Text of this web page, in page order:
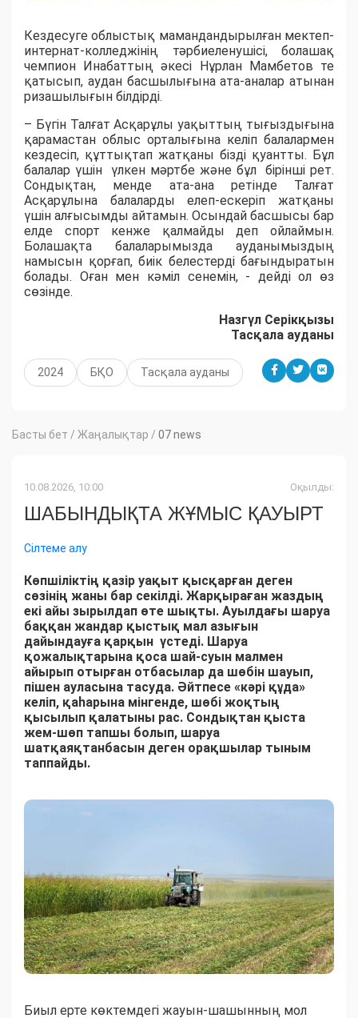
Кездесуге облыстық мамандандырылған мектеп-
интернат-колледжінің тәрбиеленушісі, болашақ
чемпион Инабаттың әкесі Нұрлан Мамбетов те
қатысып, аудан басшылығына ата-аналар атынан
ризашылығын білдірді.
– Бүгін Талғат Асқарұлы уақыттың тығыздығына
қарамастан облыс орталығына келіп балалармен
кездесіп, құттықтап жатқаны бізді қуантты. Бұл
балалар үшін үлкен мәртбе және бұл бірінші рет.
Сондықтан, менде ата-ана ретінде Талғат
Асқарұлына балаларды елеп-ескеріп жатқаны
үшін алғысымды айтамын. Осындай басшысы бар
елде спорт кенже қалмайды деп ойлаймын.
Болашақта балаларымызда ауданымыздың
намысын қорғап, биік белестерді бағындыратын
болады. Оған мен кәміл сенемін, - дейді ол өз
сөзінде.
Назгүл Серікқызы
Тасқала ауданы
2024 БҚО Тасқала ауданы
Басты бет / Жаңалықтар / 07 news
10.08.2026, 10:00 Оқылды:
ШАБЫНДЫҚТА ЖҰМЫС ҚАУЫРТ
Сілтеме алу
Көпшіліктің қазір уақыт қысқарған деген
сөзінің жаны бар секілді. Жарқыраған жаздың
екі айы зырылдап өте шықты. Ауылдағы шаруа
баққан жандар қыстық мал азығын
дайындауға қарқын үстеді. Шаруа
қожалықтарына қоса шай-суын малмен
айырып отырған отбасылар да шөбін шауып,
пішен ауласына тасуда. Әйтпесе «кәрі құда»
келіп, қаһарына мінгенде, шөбі жоқтың
қысылып қалатыны рас. Сондықтан қыста
жем-шөп тапшы болып, шаруа
шатқаяқтанбасын деген орақшылар тыным
таппайды.
Биыл ерте көктемдегі жауын-шашынның мол